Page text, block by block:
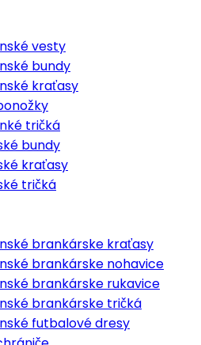
vesty
bundy
kraťasy
tričká
bundy
kraťasy
tričká
brankárske kraťasy
brankárske nohavice
brankárske rukavice
brankárske tričká
futbalové dresy